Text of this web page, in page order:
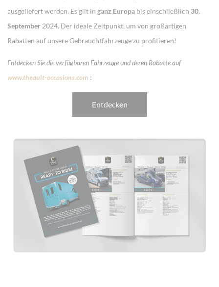
ausgeliefert werden. Es gilt in ganz Europa bis einschließlich 30.
September 2024. Der ideale Zeitpunkt, um von großartigen
Rabatten auf unsere Gebrauchtfahrzeuge zu profitieren!
Entdecken Sie die verfügbaren Fahrzeuge und deren Rabatte auf
www.theault-occasions.com :
Entdecken